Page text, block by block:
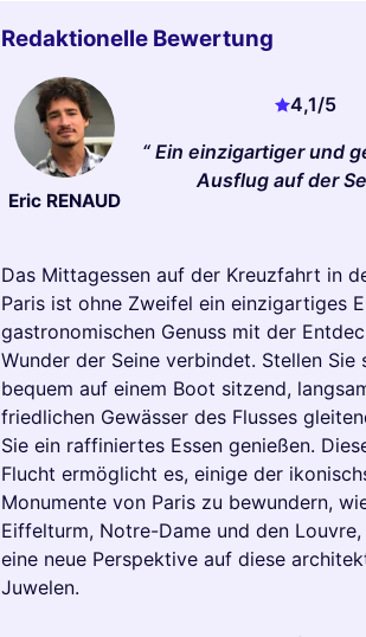
Redaktionelle Bewertung
Eric RENAUD
4,1/5
Ein einzigartiger und
Ausflug auf der
Das Mittagessen auf der Kreuzfahrt in
Paris ist ohne Zweifel ein einzigartiges
gastronomischen Genuss mit der
Wunder der Seine verbindet. Stellen Sie
bequem auf einem Boot sitzend,
friedlichen Gewässer des Flusses
Sie ein raffiniertes Essen genießen.
Flucht ermöglicht es, einige der
Monumente von Paris zu bewundern,
Eiffelturm, Notre-Dame und den
eine neue Perspektive auf diese
Juwelen.